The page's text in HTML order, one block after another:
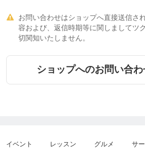
「お腹が焼けてしまいそうで怖
ろ辞めてくれないか？」とお店
れ、妊娠８ヶ月になった７月
し、９月に長男が誕生しました。
出産後、「将来的に息子に英語
本資格の取得には実地での指導

お問い合わせはショップへ直接送信さ
容および、返信時期等に関しましてツ
切関知いたしません。
ショップへのお問い合
イベント レッスン グルメ サ